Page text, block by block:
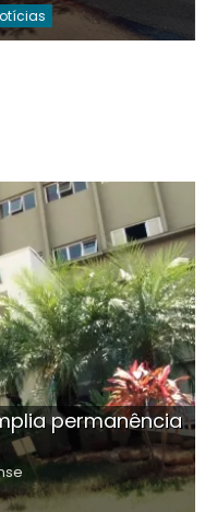
permanência